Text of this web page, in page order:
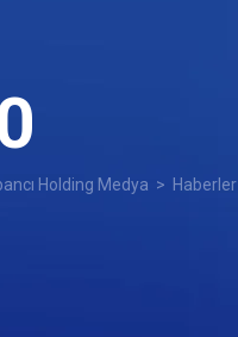
Holding Medya > Haberler